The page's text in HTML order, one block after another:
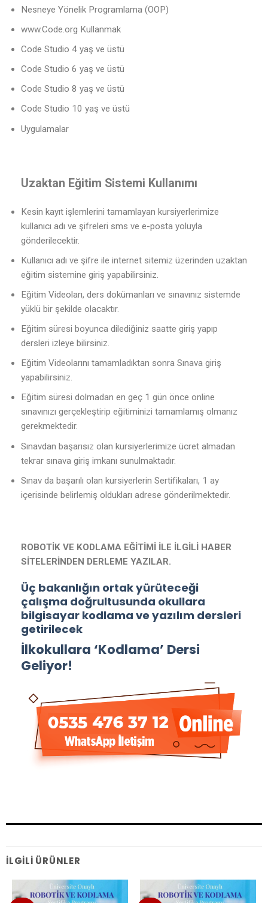
Nesneye Yönelik Programlama (OOP)
www.Code.org Kullanmak
Code Studio 4 yaş ve üstü
Code Studio 6 yaş ve üstü
Code Studio 8 yaş ve üstü
Code Studio 10 yaş ve üstü
Uygulamalar
Uzaktan Eğitim Sistemi Kullanımı
Kesin kayıt işlemlerini tamamlayan kursiyerlerimize
kullanıcı adı ve şifreleri sms ve e-posta yoluyla
gönderilecektir.
Kullanıcı adı ve şifre ile internet sitemiz üzerinden uzaktan
eğitim sistemine giriş yapabilirsiniz.
Eğitim Videoları, ders dokümanları ve sınavınız sistemde
yüklü bir şekilde olacaktır.
Eğitim süresi boyunca dilediğiniz saatte giriş yapıp
dersleri izleye bilirsiniz.
Eğitim Videolarını tamamladıktan sonra Sınava giriş
yapabilirsiniz.
Eğitim süresi dolmadan en geç 1 gün önce online
sınavınızı gerçekleştirip eğitiminizi tamamlamış olmanız
gerekmektedir.
Sınavdan başarısız olan kursiyerlerimize ücret almadan
tekrar sınava giriş imkanı sunulmaktadır.
Sınav da başarılı olan kursiyerlerin Sertifikaları, 1 ay
içerisinde belirlemiş oldukları adrese gönderilmektedir.
ROBOTİK VE KODLAMA EĞİTİMİ İLE İLGİLİ HABER
SİTELERİNDEN DERLEME YAZILAR.
Üç bakanlığın ortak yürüteceği
çalışma doğrultusunda okullara
bilgisayar kodlama ve yazılım dersleri
getirilecek
İlkokullara ‘Kodlama’ Dersi
Geliyor!
İLGILI ÜRÜNLER